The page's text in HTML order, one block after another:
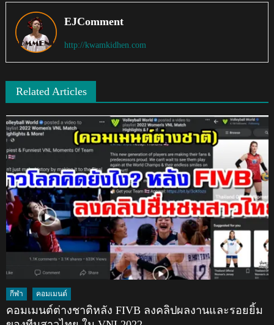
EJComment
http://kwamkidhen.com
Related Articles
กีฬา คอมเมนต์
คอมเมนต์ต่างชาติหลัง FIVB ลงคลิปผลงานและรอยยิ้ม